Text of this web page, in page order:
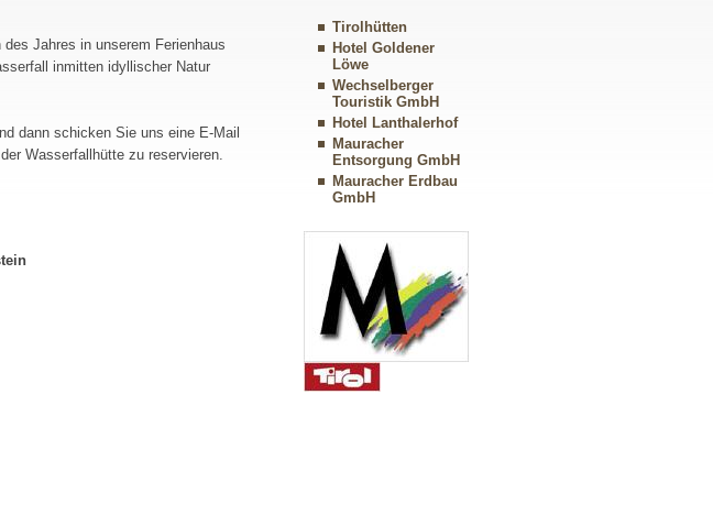
Jahres in unserem Ferienhaus
inmitten idyllischer Natur
dann schicken Sie uns eine E-Mail
Wasserfallhütte zu reservieren.
Tirolhütten
Hotel Goldener
Löwe
Wechselberger
Touristik GmbH
Hotel Lanthalerhof
Mauracher
Entsorgung GmbH
Mauracher Erdbau
GmbH